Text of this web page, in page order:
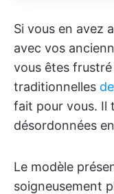
Si vous en avez
avec vos
vous êtes
traditionnelles
fait pour vous. Il
désordonnées
Le modèle
soigneusement